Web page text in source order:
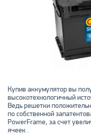
Купив аккумулятор вы
высокотехнологичный
Ведь решетки
по собственной
PowerFrame, за счет
ячеек .